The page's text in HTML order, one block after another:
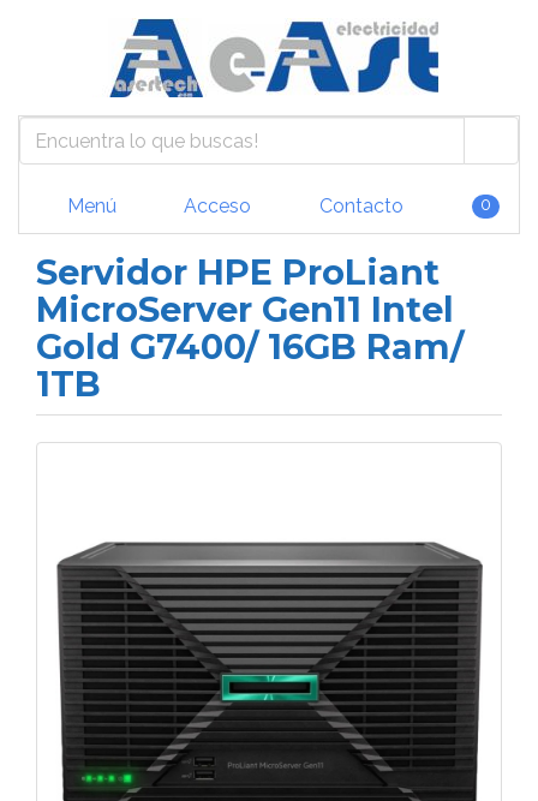
Menú Acceso Contacto 0
Servidor HPE ProLiant
MicroServer Gen11 Intel
Gold G7400/ 16GB Ram/
1TB